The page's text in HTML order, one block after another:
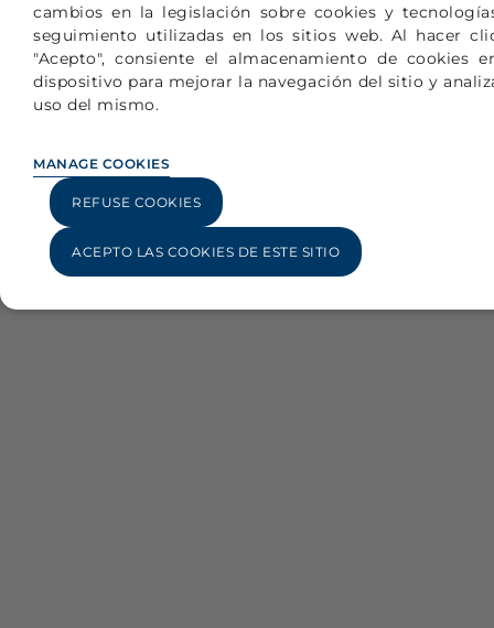
cambios en la legislación sobre cookies y
seguimiento utilizadas en los sitios web. Al hacer
"Acepto", consiente el almacenamiento de cookies
dispositivo para mejorar la navegación del sitio y
uso del mismo.
MANAGE COOKIES
REFUSE COOKIES
ACEPTO LAS COOKIES DE ESTE SITIO
© 2026 NEW MAURITIUS HOTELS LTD